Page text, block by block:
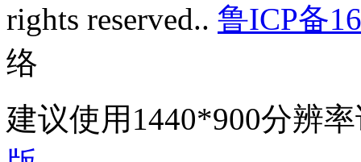
rights reserved.. 鲁ICP备
络
建议使用1440*900分辨